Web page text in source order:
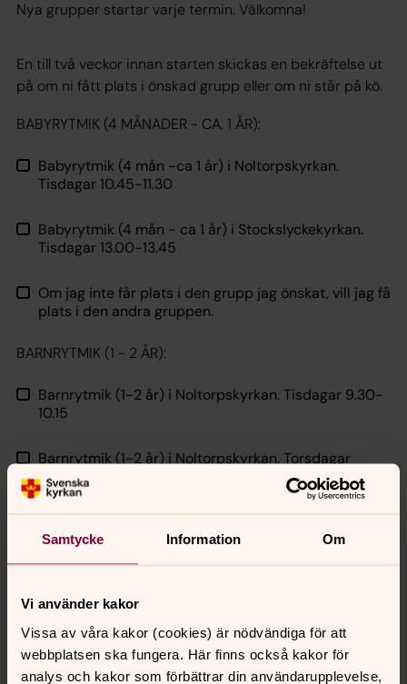
Samtycke Information Om
Vi använder kakor
Vissa av våra kakor (cookies) är nödvändiga för att
webbplatsen ska fungera. Här finns också kakor för
analys och kakor som förbättrar din användarupplevelse,
Nya grupper startar varje termin. Välkomna!
En till två veckor innan starten skickas en bekräftelse ut
på om ni fått plats i önskad grupp eller om ni står på kö.
BABYRYTMIK (4 MÅNADER - CA. 1 ÅR):
Babyrytmik (4 mån -ca 1 år) i Noltorpskyrkan.
Tisdagar 10.45-11.30
Babyrytmik (4 mån - ca 1 år) i Stockslyckekyrkan.
Tisdagar 13.00-13.45
Om jag inte får plats i den grupp jag önskat, vill jag få
plats i den andra gruppen.
BARNRYTMIK (1 - 2 ÅR):
Barnrytmik (1-2 år) i Noltorpskyrkan. Tisdagar 9.30-
10.15
Barnrytmik (1-2 år) i Noltorpskyrkan. Torsdagar
9.30-10.15
Om jag inte får plats i den grupp jag önskat, vill jag få
plats i den andra gruppen.